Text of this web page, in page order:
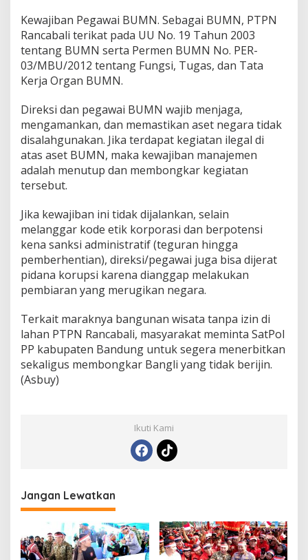
Kewajiban Pegawai BUMN. Sebagai BUMN, PTPN
Rancabali terikat pada UU No. 19 Tahun 2003
tentang BUMN serta Permen BUMN No. PER-
03/MBU/2012 tentang Fungsi, Tugas, dan Tata
Kerja Organ BUMN.
Direksi dan pegawai BUMN wajib menjaga,
mengamankan, dan memastikan aset negara tidak
disalahgunakan. Jika terdapat kegiatan ilegal di
atas aset BUMN, maka kewajiban manajemen
adalah menutup dan membongkar kegiatan
tersebut.
Jika kewajiban ini tidak dijalankan, selain
melanggar kode etik korporasi dan berpotensi
kena sanksi administratif (teguran hingga
pemberhentian), direksi/pegawai juga bisa dijerat
pidana korupsi karena dianggap melakukan
pembiaran yang merugikan negara.
Terkait maraknya bangunan wisata tanpa izin di
lahan PTPN Rancabali, masyarakat meminta SatPol
PP kabupaten Bandung untuk segera menerbitkan
sekaligus membongkar Bangli yang tidak berijin.
(Asbuy)
Ikuti Kami
Jangan Lewatkan